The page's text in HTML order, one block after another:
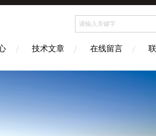
技术文章 在线留言